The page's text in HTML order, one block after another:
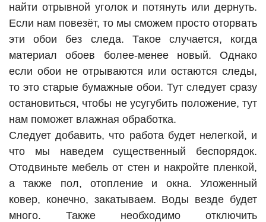
найти отрывной уголок и потянуть или дернуть.
Если нам повезёт, то мы сможем просто оторвать
эти обои без следа. Такое случается, когда
материал обоев более-менее новый. Однако
если обои не отрываются или остаются следы,
то это старые бумажные обои. Тут следует сразу
остановиться, чтобы не усугубить положение, тут
нам поможет влажная обработка.
Следует добавить, что работа будет нелегкой, и
что мы наведем существенный беспорядок.
Отодвиньте мебель от стен и накройте пленкой,
а также пол, отопление и окна. Уложенный
ковер, конечно, закатываем. Воды везде будет
много. Также необходимо отключить